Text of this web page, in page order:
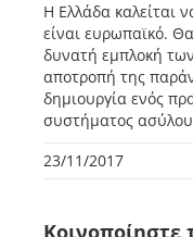
Η Ελλάδα καλείται
είναι ευρωπαϊκό.
δυνατή εμπλοκή
αποτροπή της
δημιουργία ενός
συστήματος
23/11/2017
Κοινοποίηστε